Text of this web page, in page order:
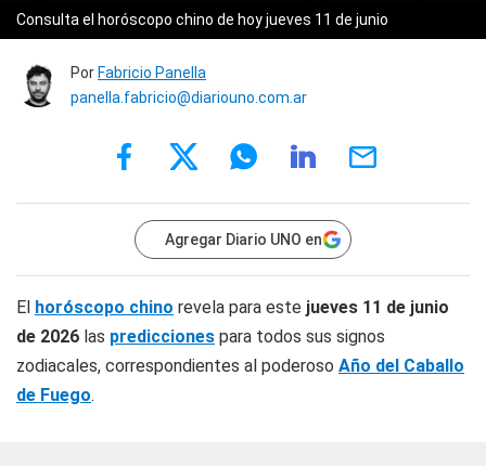
Consulta el horóscopo chino de hoy jueves 11 de junio
Por Fabricio Panella
panella.fabricio@diariouno.com.ar
Agregar Diario UNO en
El horóscopo chino revela para este jueves 11 de junio
de 2026 las predicciones para todos sus signos
zodiacales, correspondientes al poderoso Año del Caballo
de Fuego.